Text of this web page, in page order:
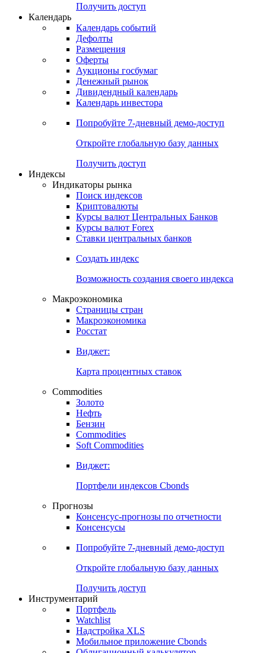
Получить доступ
Календарь
Календарь событий
Дефолты
Размещения
Оферты
Аукционы госбумаг
Денежный рынок
Дивидендный календарь
Календарь инвестора
Попробуйте 7-дневный демо-доступ
Откройте глобальную базу данных
Получить доступ
Индексы
Индикаторы рынка
Поиск индексов
Криптовалюты
Курсы валют Центральных Банков
Курсы валют Forex
Ставки центральных банков
Создать индекс
Возможность создания своего индекса
Макроэкономика
Страницы стран
Макроэкономика
Росстат
Виджет:
Карта процентных ставок
Commodities
Золото
Нефть
Бензин
Commodities
Soft Commodities
Виджет:
Портфели индексов Cbonds
Прогнозы
Консенсус-прогнозы по отчетности
Консенсусы
Попробуйте 7-дневный демо-доступ
Откройте глобальную базу данных
Получить доступ
Инструментарий
Портфель
Watchlist
Надстройка XLS
Мобильное приложение Cbonds